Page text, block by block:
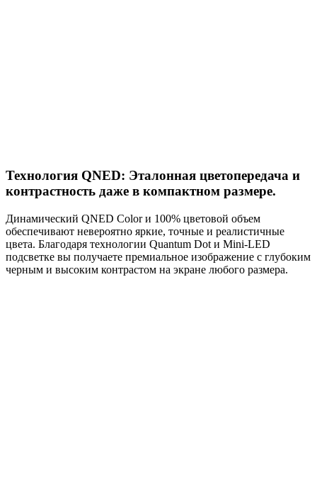
Технология QNED: Эталонная цветопередача и
контрастность даже в компактном размере.
Динамический QNED Color и 100% цветовой объем
обеспечивают невероятно яркие, точные и реалистичные
цвета. Благодаря технологии Quantum Dot и Mini-LED
подсветке вы получаете премиальное изображение с глубоким
черным и высоким контрастом на экране любого размера.